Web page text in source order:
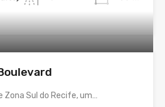
Zona Sul do Recife, um…